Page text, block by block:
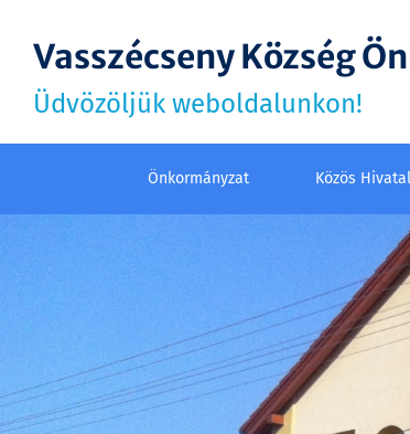
Vasszécseny Község
Üdvözöljük weboldalunkon!
Önkormányzat Közös Hivatal